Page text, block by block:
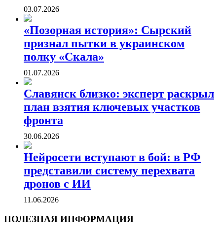
03.07.2026
«Позорная история»: Сырский
признал пытки в украинском
полку «Скала»
01.07.2026
Славянск близко: эксперт раскрыл
план взятия ключевых участков
фронта
30.06.2026
Нейросети вступают в бой: в РФ
представили систему перехвата
дронов с ИИ
11.06.2026
ПОЛЕЗНАЯ ИНФОРМАЦИЯ